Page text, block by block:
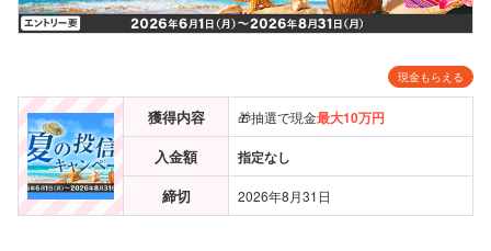
現金もらえる
獲得内容 🎁抽選で現金最大10万円
入金額 指定なし
締切 2026年8月31日